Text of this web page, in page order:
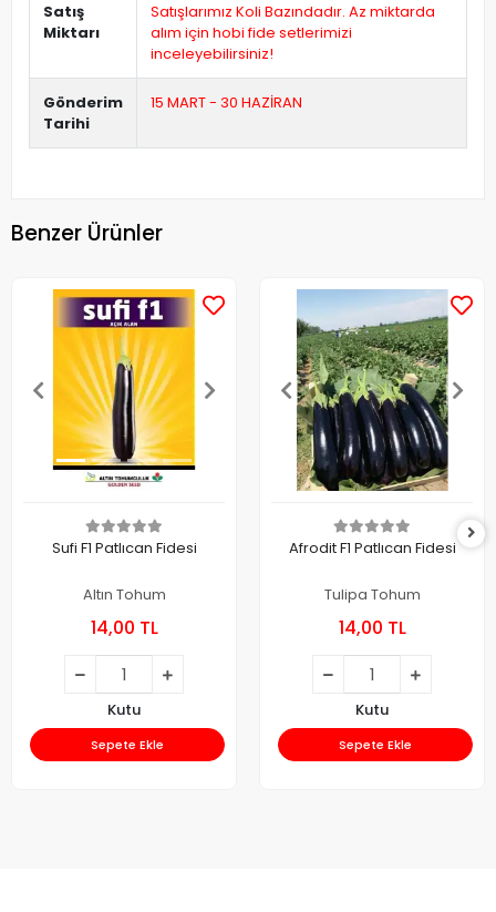
Satış
Miktarı
Satışlarımız Koli Bazındadır. Az miktarda
alım için hobi fide setlerimizi
inceleyebilirsiniz!
Gönderim
Tarihi
15 MART - 30 HAZİRAN
Benzer Ürünler
Sufi F1 Patlıcan Fidesi
Altın Tohum
14,00 TL
Kutu
Sepete Ekle
Afrodit F1 Patlıcan Fidesi
Tulipa Tohum
14,00 TL
Kutu
Sepete Ekle